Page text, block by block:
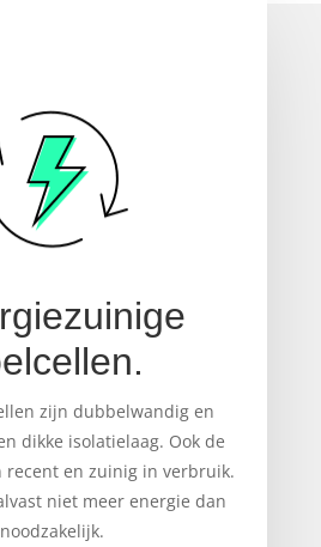
zijn dubbelwandig en
dikke isolatielaag. Ook de
recent en zuinig in verbruik.
niet meer energie dan
noodzakelijk.